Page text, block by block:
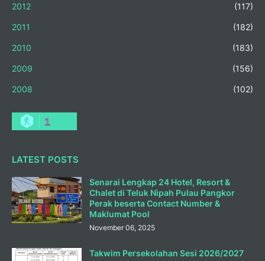
2012 (117)
2011 (182)
2010 (183)
2009 (156)
2008 (102)
1
LATEST POSTS
Senarai Lengkap 24 Hotel, Resort &
Chalet di Teluk Nipah Pulau Pangkor
Perak beserta Contact Number &
Maklumat Pool
November 06, 2025
Takwim Persekolahan Sesi 2026/2027